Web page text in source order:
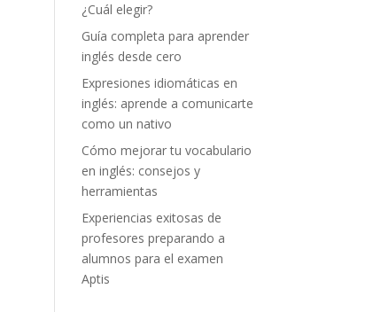
¿Cuál elegir?
Guía completa para aprender
inglés desde cero
Expresiones idiomáticas en
inglés: aprende a comunicarte
como un nativo
Cómo mejorar tu vocabulario
en inglés: consejos y
herramientas
Experiencias exitosas de
profesores preparando a
alumnos para el examen
Aptis